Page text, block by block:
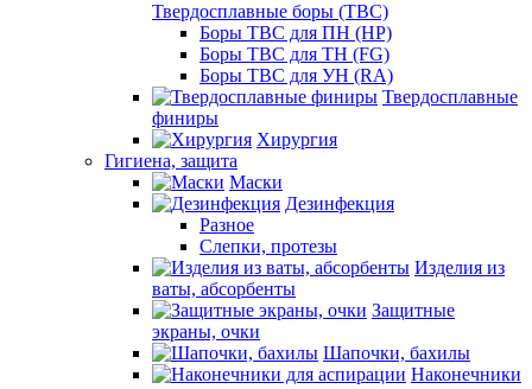
Твердосплавные боры (ТВС)
Боры ТВС для ПН (HP)
Боры ТВС для ТН (FG)
Боры ТВС для УН (RA)
Твердосплавные
финиры
Хирургия
Гигиена, защита
Маски
Дезинфекция
Разное
Слепки, протезы
Изделия из
ваты, абсорбенты
Защитные
экраны, очки
Шапочки, бахилы
Наконечники